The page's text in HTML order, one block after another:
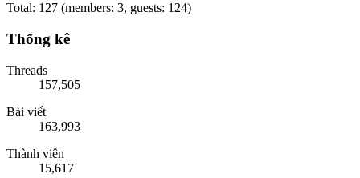
Total: 127 (members: 3, guests: 124)
Thống kê
Threads
157,505
Bài viết
163,993
Thành viên
15,617